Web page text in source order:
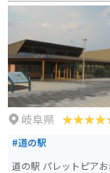
ーツです。 柿ソフト
ナルメニューが人気を集めています。 道の駅
スペースが完備されて
グの休憩ポイントとして
は、四季折々の景色が
には、揖斐川沿いを
す。 秋には、山々が
道の駅 富有柿の里い
です。 観光の拠点と
岐阜県
#道の駅
道の駅 パレットピア